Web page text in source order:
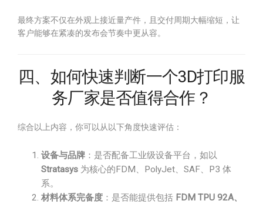
最终方案不仅在外观上接近量产件，且交付周期大幅缩短，让
客户能够在紧凑的发布会节奏中更从容。
四、如何快速判断一个3D打印服
务厂家是否值得合作？
综合以上内容，你可以从以下角度快速评估：
设备与品牌 ：是否配备工业级设备平台，如以
Stratasys 为核心的FDM、PolyJet、SAF、P3 体
系。
材料体系完备度 ：是否能提供包括 FDM TPU 92A、